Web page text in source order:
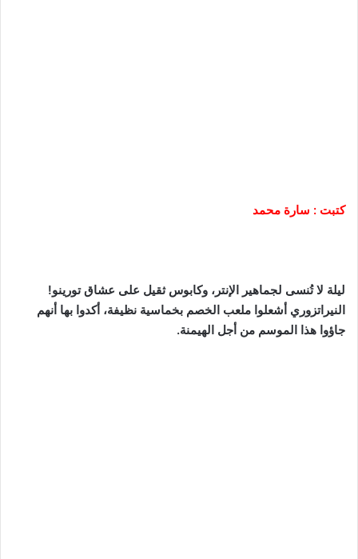
كتبت : سارة محمد
ليلة لا تُنسى لجماهير الإنتر، وكابوس ثقيل على عشاق تورينو!
النيراتزوري أشعلوا ملعب الخصم بخماسية نظيفة، أكدوا بها أنهم
جاؤوا هذا الموسم من أجل الهيمنة.